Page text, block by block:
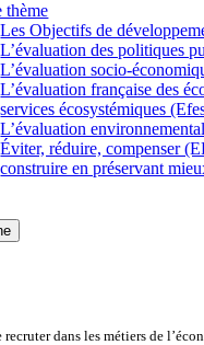
thème
Les Objectifs de
L’évaluation des politiques
L’évaluation socio-
L’évaluation française des
services écosystémiques
L’évaluation
Éviter, réduire, compenser
construire en préservant
dans les métiers de